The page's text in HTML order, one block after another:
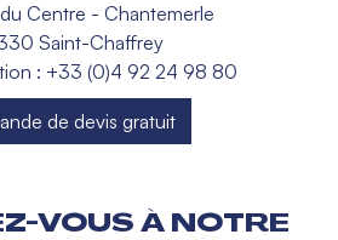
Centre - Chantemerle
Saint-Chaffrey
: +33 (0)4 92 24 98 80
de devis gratuit
VOUS À NOTRE